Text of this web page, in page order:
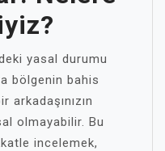
yasal durumu
bölgenin bahis
arkadaşınızın
olmayabilir. Bu
incelemek,